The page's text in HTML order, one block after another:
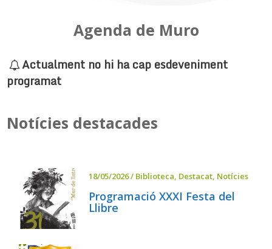
Agenda de Muro
Actualment no hi ha cap esdeveniment
programat
Notícies destacades
18/05/2026/ Biblioteca, Destacat, Notícies
Programació XXXI Festa del
Llibre